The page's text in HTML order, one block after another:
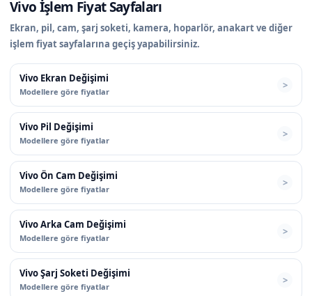
Vivo İşlem Fiyat Sayfaları
Ekran, pil, cam, şarj soketi, kamera, hoparlör, anakart ve diğer
işlem fiyat sayfalarına geçiş yapabilirsiniz.
Vivo Ekran Değişimi
Modellere göre fiyatlar
Vivo Pil Değişimi
Modellere göre fiyatlar
Vivo Ön Cam Değişimi
Modellere göre fiyatlar
Vivo Arka Cam Değişimi
Modellere göre fiyatlar
Vivo Şarj Soketi Değişimi
Modellere göre fiyatlar